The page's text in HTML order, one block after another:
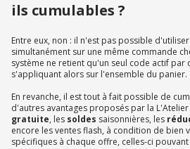
ils cumulables ?
Entre eux, non : il n'est pas possible
simultanément sur une même commande
système ne retient qu'un seul code actif par
s'appliquant alors sur l'ensemble du panier.
En revanche, il est tout à fait possible de
d'autres avantages proposés par la
gratuite, les soldes saisonnières, les
encore les ventes flash, à condition de bien
spécifiques à chaque offre, celles-ci